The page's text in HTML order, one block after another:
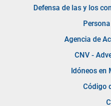
Defensa de las y los
Agencia de
CNV -
Idóneos en
Código